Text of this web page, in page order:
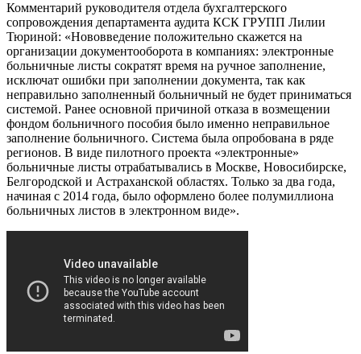
Комментарий руководителя отдела бухгалтерского
сопровождения департамента аудита КСК ГРУПП Лилии
Тюриной: «Нововведение положительно скажется на
организации документооборота в компаниях: электронные
больничные листы сократят время на ручное заполнение,
исключат ошибки при заполнении документа, так как
неправильно заполненный больничный не будет приниматься
системой. Ранее основной причиной отказа в возмещении
фондом больничного пособия было именно неправильное
заполнение больничного. Система была опробована в ряде
регионов. В виде пилотного проекта «электронные»
больничные листы отрабатывались в Москве, Новосибирске,
Белгородской и Астраханской областях. Только за два года,
начиная с 2014 года, было оформлено более полумиллиона
больничных листов в электронном виде».